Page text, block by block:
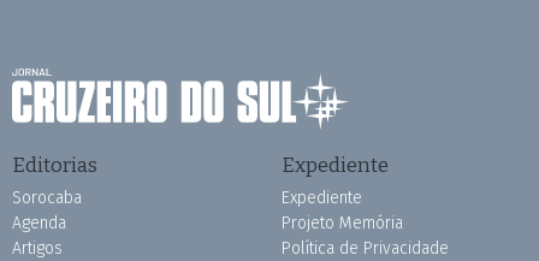
Editorias
Sorocaba
Agenda
Artigos
Expediente
Expediente
Projeto Memória
Política de Privacidade